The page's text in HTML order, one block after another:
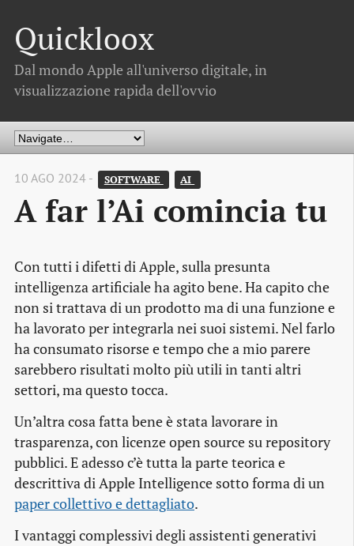
Quickloox
Dal mondo Apple all'universo digitale, in
visualizzazione rapida dell'ovvio
10 AGO 2024 - SOFTWARE AI
A far l’Ai comincia tu
Con tutti i difetti di Apple, sulla presunta
intelligenza artificiale ha agito bene. Ha capito che
non si trattava di un prodotto ma di una funzione e
ha lavorato per integrarla nei suoi sistemi. Nel farlo
ha consumato risorse e tempo che a mio parere
sarebbero risultati molto più utili in tanti altri
settori, ma questo tocca.
Un’altra cosa fatta bene è stata lavorare in
trasparenza, con licenze open source su repository
pubblici. E adesso c’è tutta la parte teorica e
descrittiva di Apple Intelligence sotto forma di un
paper collettivo e dettagliato.
I vantaggi complessivi degli assistenti generativi